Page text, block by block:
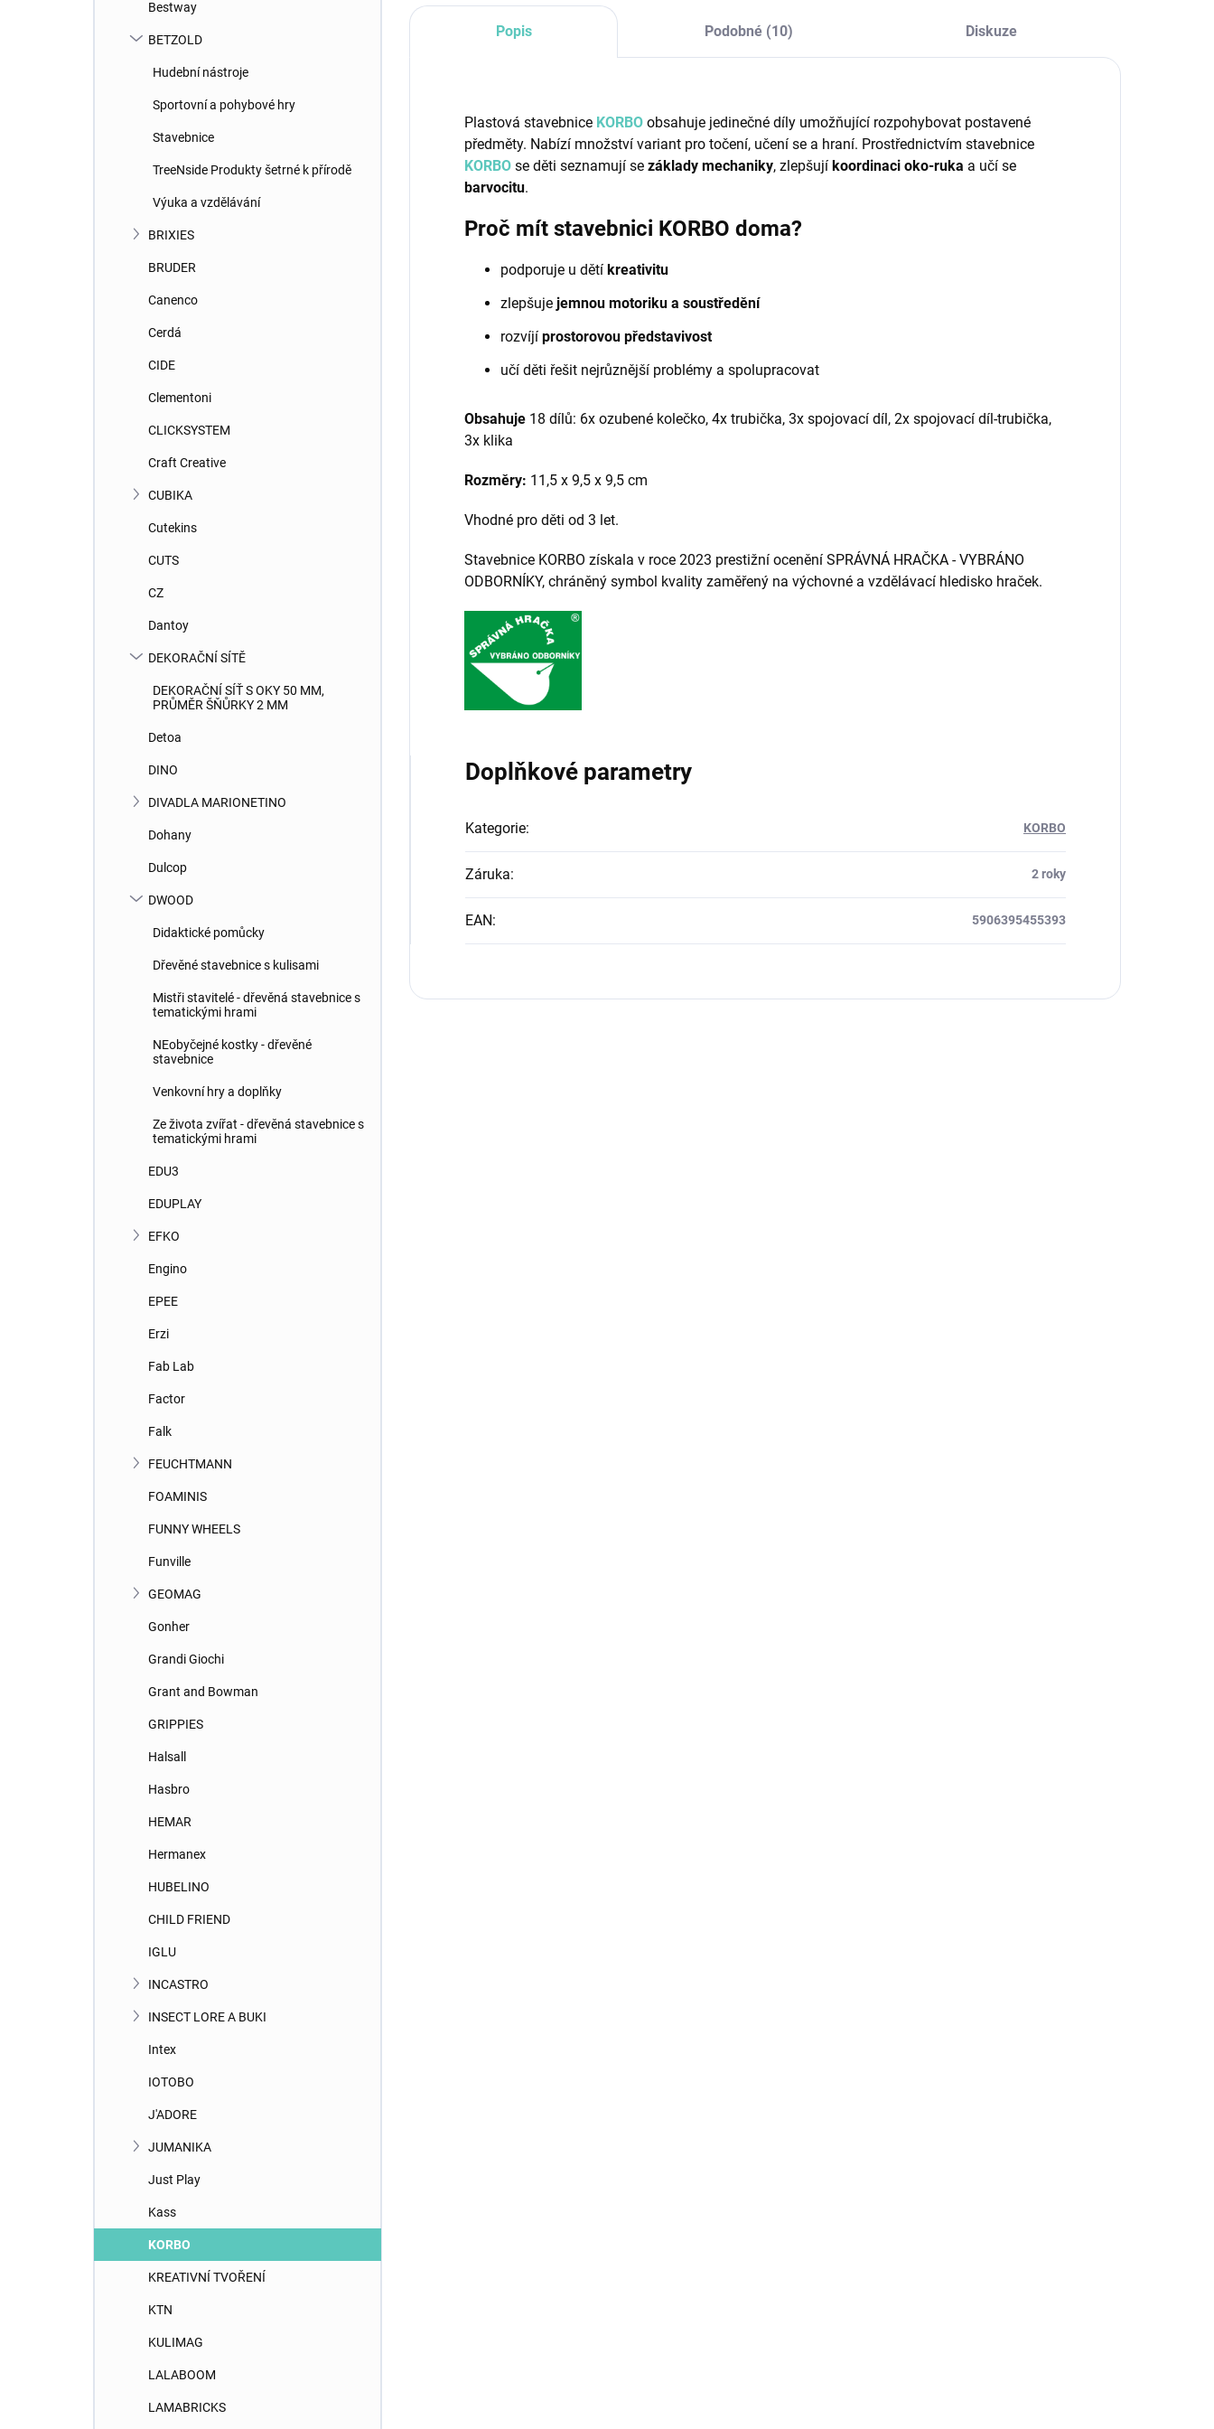
Bestway
BETZOLD
Hudební nástroje
Sportovní a pohybové hry
Stavebnice
TreeNside Produkty šetrné k přírodě
Výuka a vzdělávání
BRIXIES
BRUDER
Canenco
Cerdá
CIDE
Clementoni
CLICKSYSTEM
Craft Creative
CUBIKA
Cutekins
CUTS
CZ
Dantoy
DEKORAČNÍ SÍTĚ
DEKORAČNÍ SÍŤ S OKY 50 MM,
PRŮMĚR ŠŇŮRKY 2 MM
Detoa
DINO
DIVADLA MARIONETINO
Dohany
Dulcop
DWOOD
Didaktické pomůcky
Dřevěné stavebnice s kulisami
Mistři stavitelé - dřevěná stavebnice s
tematickými hrami
NEobyčejné kostky - dřevěné
stavebnice
Venkovní hry a doplňky
Ze života zvířat - dřevěná stavebnice s
tematickými hrami
EDU3
EDUPLAY
EFKO
Engino
EPEE
Erzi
Fab Lab
Factor
Falk
FEUCHTMANN
FOAMINIS
FUNNY WHEELS
Funville
GEOMAG
Gonher
Grandi Giochi
Grant and Bowman
GRIPPIES
Halsall
Hasbro
HEMAR
Hermanex
HUBELINO
CHILD FRIEND
IGLU
INCASTRO
INSECT LORE A BUKI
Intex
IOTOBO
J'ADORE
JUMANIKA
Just Play
Kass
KORBO
KREATIVNÍ TVOŘENÍ
KTN
KULIMAG
LALABOOM
LAMABRICKS
Popis Podobné (10) Diskuze
Plastová stavebnice KORBO obsahuje jedinečné díly umožňující rozpohybovat postavené
předměty. Nabízí množství variant pro točení, učení se a hraní. Prostřednictvím stavebnice
KORBO se děti seznamují se základy mechaniky, zlepšují koordinaci oko-ruka a učí se
barvocitu.
Proč mít stavebnici KORBO doma?
podporuje u dětí kreativitu
zlepšuje jemnou motoriku a soustředění
rozvíjí prostorovou představivost
učí děti řešit nejrůznější problémy a spolupracovat
Obsahuje 18 dílů: 6x ozubené kolečko, 4x trubička, 3x spojovací díl, 2x spojovací díl-trubička,
3x klika
Rozměry: 11,5 x 9,5 x 9,5 cm
Vhodné pro děti od 3 let.
Stavebnice KORBO získala v roce 2023 prestižní ocenění SPRÁVNÁ HRAČKA - VYBRÁNO
ODBORNÍKY, chráněný symbol kvality zaměřený na výchovné a vzdělávací hledisko hraček.
Doplňkové parametry
Kategorie: KORBO
Záruka: 2 roky
EAN: 5906395455393